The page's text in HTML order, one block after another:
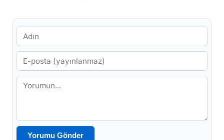
Yorumu Gönder